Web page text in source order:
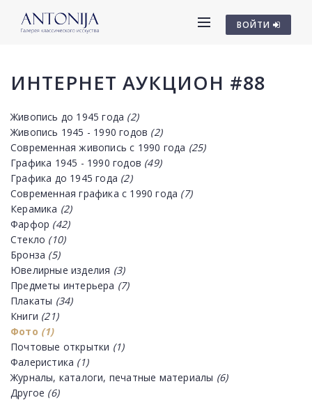
ВОЙТИ
ИНТЕРНЕТ АУКЦИОН #88
Живопись до 1945 года (2)
Живопись 1945 - 1990 годов (2)
Современная живопись с 1990 года (25)
Графика 1945 - 1990 годов (49)
Графика до 1945 года (2)
Современная графика с 1990 года (7)
Керамика (2)
Фарфор (42)
Стекло (10)
Бронза (5)
Ювелирные изделия (3)
Предметы интерьера (7)
Плакаты (34)
Книги (21)
Фото (1)
Почтовые открытки (1)
Фалеристика (1)
Журналы, каталоги, печатные материалы (6)
Другое (6)